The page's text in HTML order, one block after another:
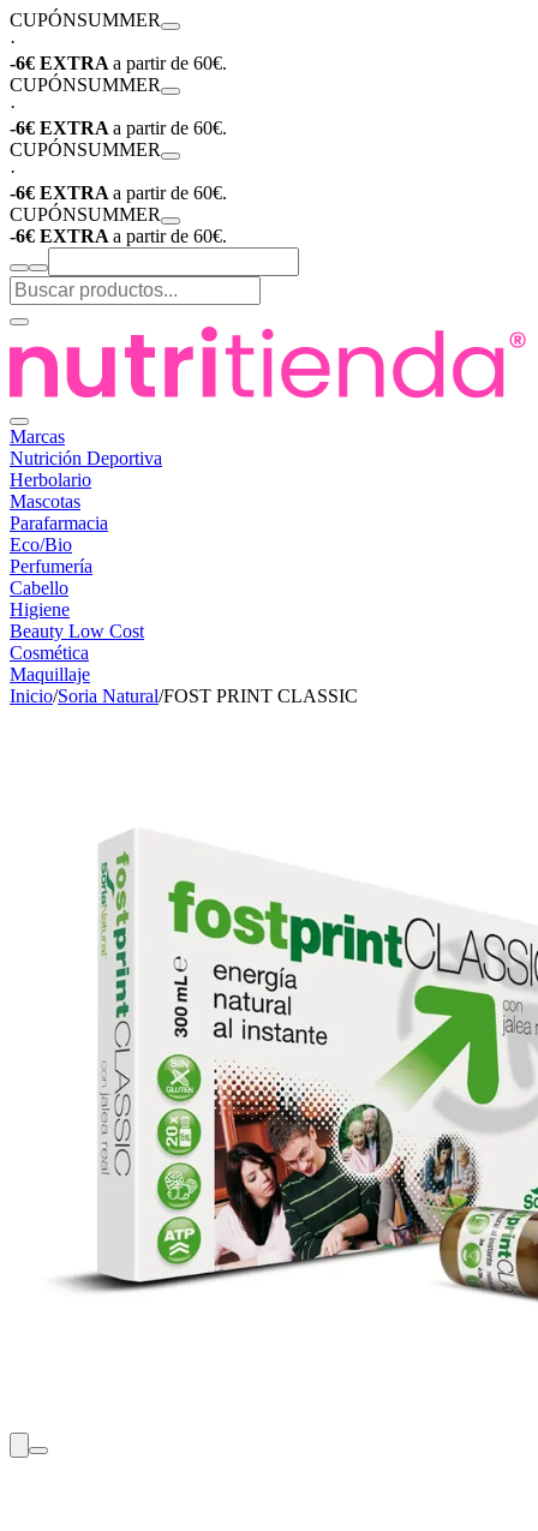
CUPÓNSUMMER
·
-6€ EXTRA a partir de 60€.
CUPÓNSUMMER
·
-6€ EXTRA a partir de 60€.
CUPÓNSUMMER
·
-6€ EXTRA a partir de 60€.
CUPÓNSUMMER
-6€ EXTRA a partir de 60€.
Marcas
Nutrición Deportiva
Herbolario
Mascotas
Parafarmacia
Eco/Bio
Perfumería
Cabello
Higiene
Beauty Low Cost
Cosmética
Maquillaje
Inicio/Soria Natural/FOST PRINT CLASSIC